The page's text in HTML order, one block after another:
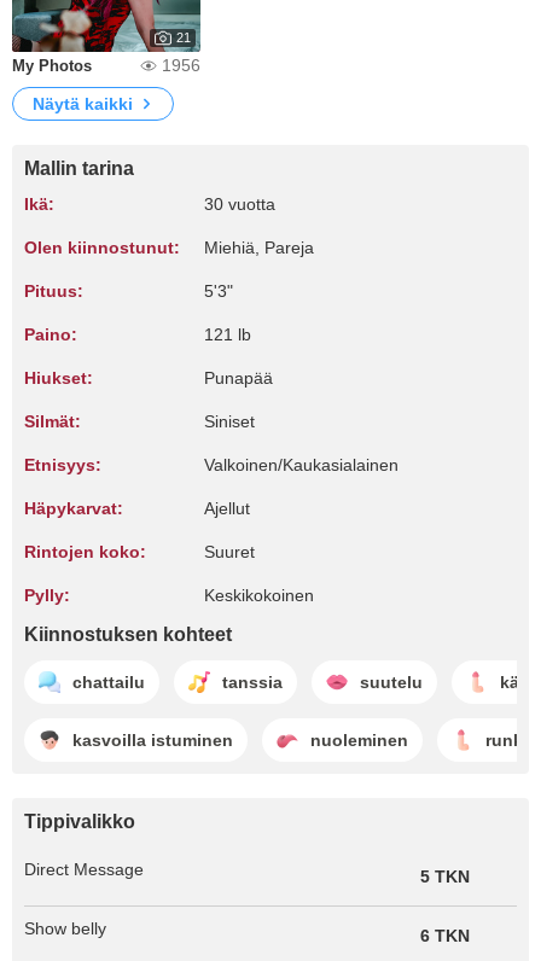
21
My Photos
1956
Näytä kaikki
Mallin tarina
Ikä: 30 vuotta
Olen kiinnostunut: Miehiä, Pareja
Pituus: 5'3"
Paino: 121 lb
Hiukset: Punapää
Silmät: Siniset
Etnisyys: Valkoinen/Kaukasialainen
Häpykarvat: Ajellut
Rintojen koko: Suuret
Pylly: Keskikokoinen
Kiinnostuksen kohteet
chattailu tanssia suutelu
kasvoilla istuminen nuoleminen
Tippivalikko
Direct Message 5 TKN
Show belly 6 TKN